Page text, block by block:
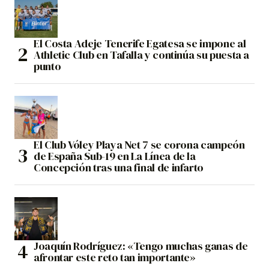
El Costa Adeje Tenerife Egatesa se impone al
Athletic Club en Tafalla y continúa su puesta a
punto
El Club Vóley Playa Net 7 se corona campeón
de España Sub-19 en La Línea de la
Concepción tras una final de infarto
Joaquín Rodríguez: «Tengo muchas ganas de
afrontar este reto tan importante»